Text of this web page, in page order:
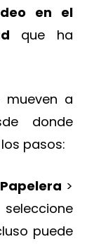
en el
que ha
mueven a
donde
pasos:
Papelera >
puede